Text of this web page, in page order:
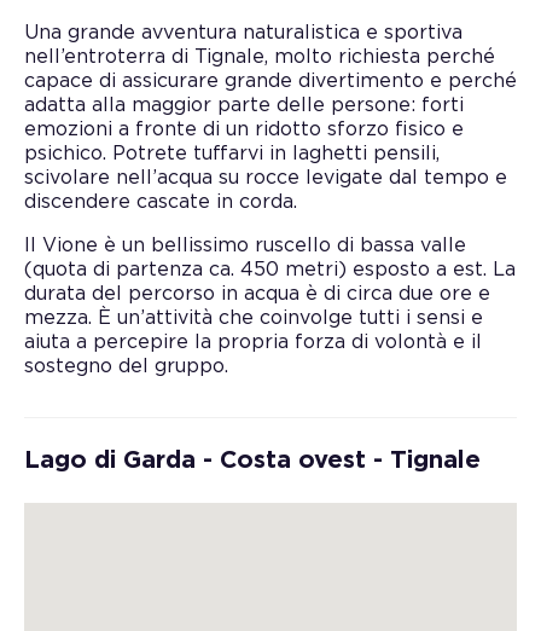
Una grande avventura naturalistica e sportiva
nell’entroterra di Tignale, molto richiesta perché
capace di assicurare grande divertimento e perché
adatta alla maggior parte delle persone: forti
emozioni a fronte di un ridotto sforzo fisico e
psichico. Potrete tuffarvi in laghetti pensili,
scivolare nell’acqua su rocce levigate dal tempo e
discendere cascate in corda.
Il Vione è un bellissimo ruscello di bassa valle
(quota di partenza ca. 450 metri) esposto a est. La
durata del percorso in acqua è di circa due ore e
mezza. È un’attività che coinvolge tutti i sensi e
aiuta a percepire la propria forza di volontà e il
sostegno del gruppo.
Lago di Garda - Costa ovest - Tignale